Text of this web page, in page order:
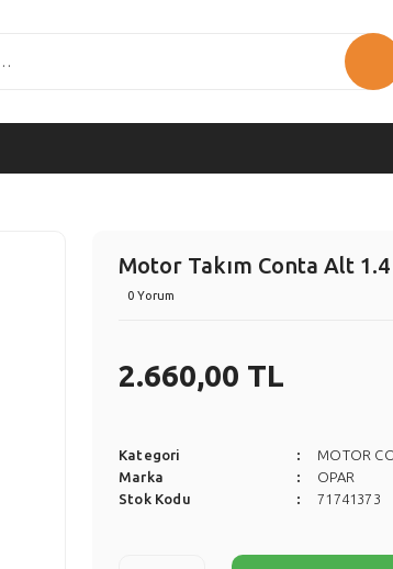
Motor Takım Conta Alt
0 Yorum
2.660,00 TL
Kategori
MOTOR
Marka
OPAR
Stok Kodu
71741373